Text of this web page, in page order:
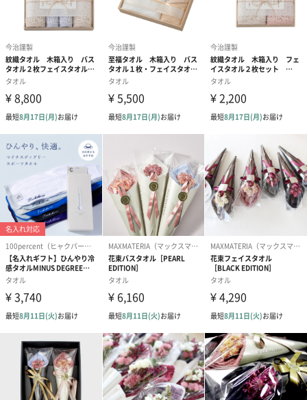
約875g
お届け内容
・バスタオル1枚
サイズ
・バスタオル600×1100mm
・フェイスタオル335×750mm
商品オプション情報
あり（220円）
メッセージカード
印字（最大100文字迄）